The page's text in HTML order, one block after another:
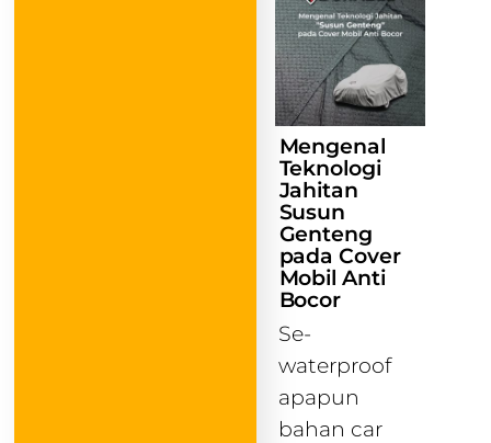
Mengenal
Teknologi
Jahitan
Susun
Genteng
pada Cover
Mobil Anti
Bocor
Se-
waterproof
apapun
bahan car